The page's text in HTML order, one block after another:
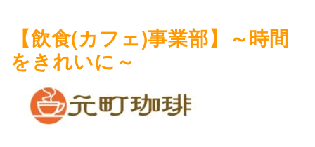
【飲食(カフェ)事業部】～時間
をきれいに～